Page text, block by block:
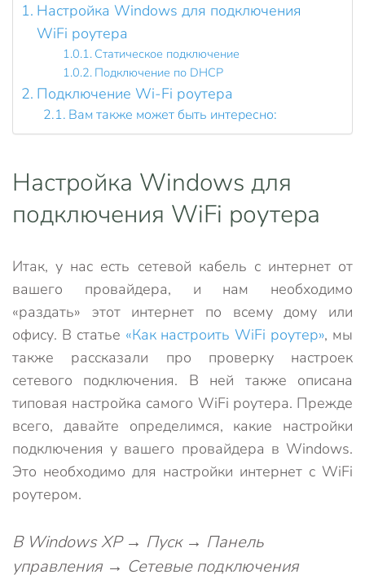
Настройка Windows для подключения
WiFi роутера
Статическое подключение
Подключение по DHCP
Подключение Wi-Fi роутера
Вам также может быть интересно:
Настройка Windows для
подключения WiFi роутера
Итак, у нас есть сетевой кабель с интернет от
вашего провайдера, и нам необходимо
«раздать» этот интернет по всему дому или
офису. В статье «Как настроить WiFi роутер», мы
также рассказали про проверку настроек
сетевого подключения. В ней также описана
типовая настройка самого WiFi роутера. Прежде
всего, давайте определимся, какие настройки
подключения у вашего провайдера в Windows.
Это необходимо для настройки интернет с WiFi
роутером.
В Windows XP → Пуск → Панель
управления → Сетевые подключения